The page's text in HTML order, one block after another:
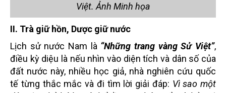
Việt. Ảnh Minh họa
II. Trà giữ hồn, Dược giữ nước
Lịch sử nước Nam là “Những trang vàng Sử Việt”,
điều kỳ diệu là nếu nhìn vào diện tích và dân số của
đất nước này, nhiều học giả, nhà nghiên cứu quốc
tế từng thắc mắc và đi tìm lời giải đáp: Vì sao một